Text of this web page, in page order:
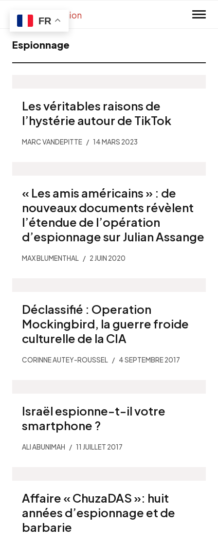
Espionnage
Les véritables raisons de
l’hystérie autour de TikTok
MARC VANDEPITTE 14 MARS 2023
« Les amis américains » : de
nouveaux documents révèlent
l’étendue de l’opération
d’espionnage sur Julian Assange
MAX BLUMENTHAL 2 JUIN 2020
Déclassifié : Operation
Mockingbird, la guerre froide
culturelle de la CIA
CORINNE AUTEY-ROUSSEL 4 SEPTEMBRE 2017
Israël espionne-t-il votre
smartphone ?
ALI ABUNIMAH 11 JUILLET 2017
Affaire « ChuzaDAS »: huit
années d’espionnage et de
barbarie
FR